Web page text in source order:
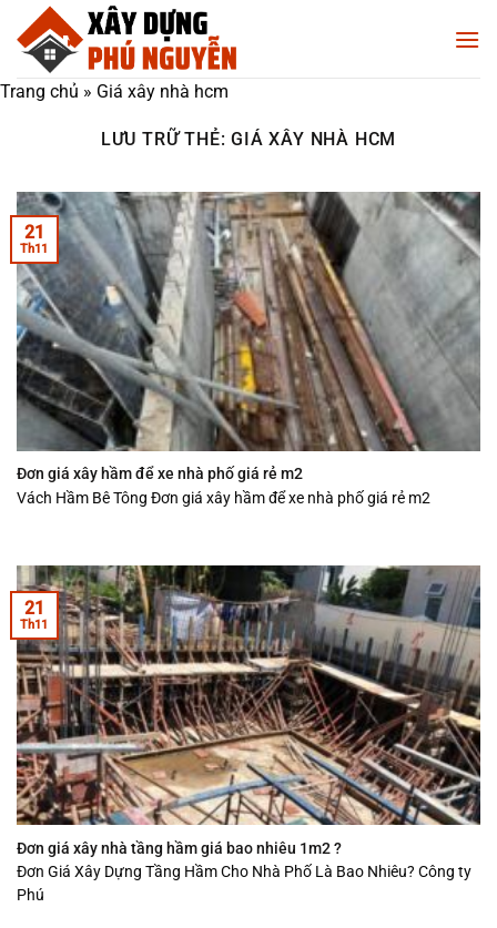
Chuyển
đến
dung
Trang chủ » Giá xây nhà hcm
LƯU TRỮ THẺ:GIÁ XÂY NHÀ HCM
Đơn giá xây hầm để xe nhà phố giá rẻ m2
Vách Hầm Bê Tông Đơn giá xây hầm để xe nhà phố giá rẻ m2
21
Th11
Đơn giá xây nhà tầng hầm giá bao nhiêu 1m2 ?
Đơn Giá Xây Dựng Tầng Hầm Cho Nhà Phố Là Bao Nhiêu? Công ty
Phú
21
Th11